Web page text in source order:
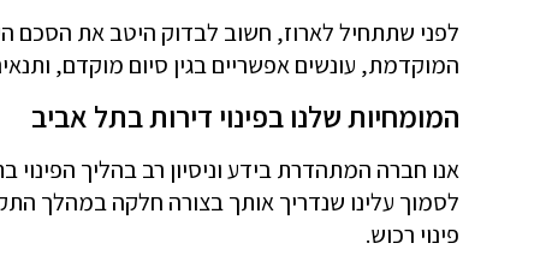
לפני שתתחיל לארוז, חשוב לבדוק היטב את הסכם
המוקדמת, עונשים אפשריים בגין סיום מוקדם,
המומחיות שלנו בפינוי דירות בתל אביב
אנו חברה המתהדרת בידע וניסיון רב בהליך הפינוי
לסמוך עלינו שנדריך אותך בצורה חלקה במהלך
פינוי רכוש.